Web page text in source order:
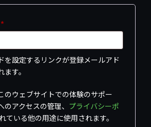
*必
を設定するリンクが登録メールアド
す。
のウェブサイトでの体験のサポー
のアクセスの管理、 プライバシーポ
ている他の用途に使用されます。